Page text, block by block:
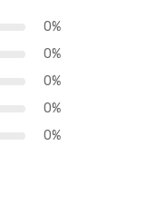
0%
0%
0%
0%
0%